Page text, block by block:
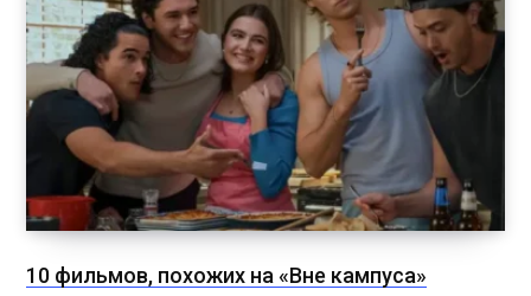
10 фильмов, похожих на «Вне кампуса»